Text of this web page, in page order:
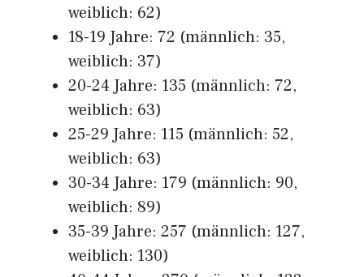
weiblich: 62)
18-19 Jahre: 72 (männlich: 35,
weiblich: 37)
20-24 Jahre: 135 (männlich: 72,
weiblich: 63)
25-29 Jahre: 115 (männlich: 52,
weiblich: 63)
30-34 Jahre: 179 (männlich: 90,
weiblich: 89)
35-39 Jahre: 257 (männlich: 127,
weiblich: 130)